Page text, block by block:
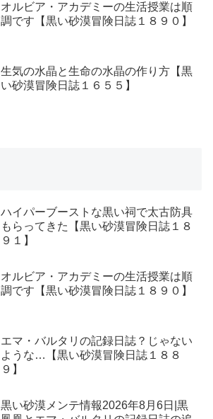
オルビア・アカデミーの生活授業は順
調です【黒い砂漠冒険日誌１８９０】
生気の水晶と生命の水晶の作り方【黒
い砂漠冒険日誌１６５５】
ハイパーブーストな黒い祠で太古防具
もらってきた【黒い砂漠冒険日誌１８
９１】
オルビア・アカデミーの生活授業は順
調です【黒い砂漠冒険日誌１８９０】
エマ・バルタリの記録日誌？じゃない
ような…【黒い砂漠冒険日誌１８８
９】
黒い砂漠メンテ情報2026年8月6日|黒